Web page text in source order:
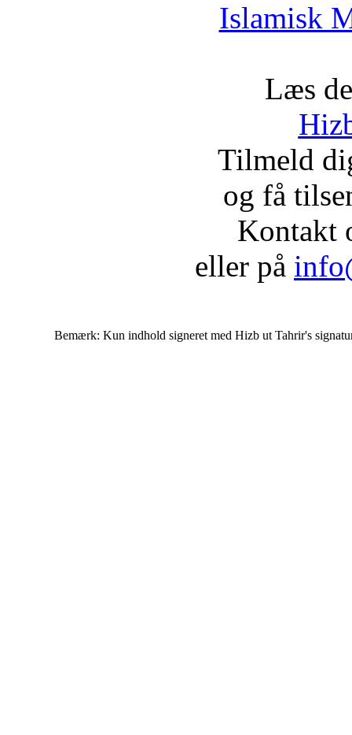
Islamisk
Læs
Tilmeld
og få
Kontakt
eller på
Bemærk: Kun indhold signeret med Hizb ut Tahrir's